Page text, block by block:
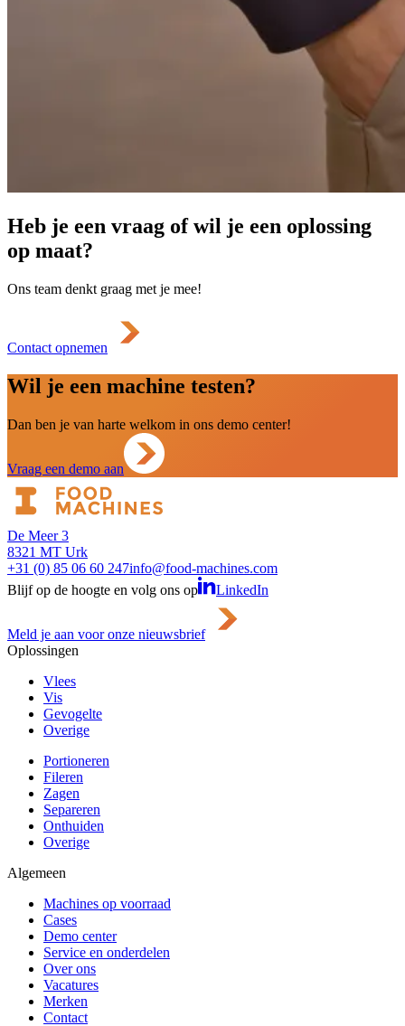
Heb je een vraag of wil je een oplossing
op maat?
Ons team denkt graag met je mee!
Contact opnemen
Wil je een machine testen?
Dan ben je van harte welkom in ons demo center!
Vraag een demo aan
De Meer 3
8321 MT Urk
+31 (0) 85 06 60 247info@food-machines.com
Blijf op de hoogte en volg ons op
LinkedIn
Meld je aan voor onze nieuwsbrief
Oplossingen
Vlees
Vis
Gevogelte
Overige
Portioneren
Fileren
Zagen
Separeren
Onthuiden
Overige
Algemeen
Machines op voorraad
Cases
Demo center
Service en onderdelen
Over ons
Vacatures
Merken
Contact